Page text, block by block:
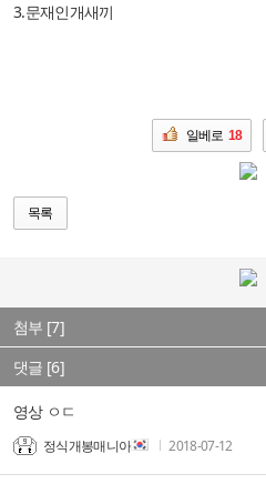
3.문재인개새끼
일베로 18
목록
첨부 [7]
댓글 [6]
영상 ㅇㄷ
정식개봉매니아 2018-07-12